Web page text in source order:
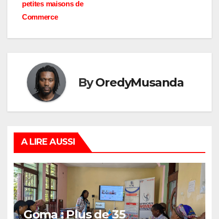
petites maisons de
Commerce
ByOredyMusanda
A LIRE AUSSI
Goma : Plus de 35